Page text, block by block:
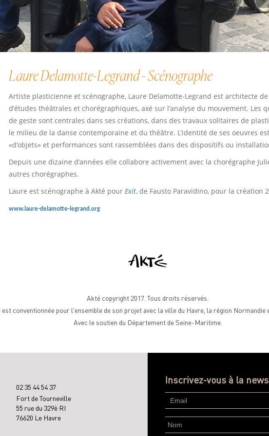
Laure Delamotte-Legrand - Scénographe
Artiste plasticienne et scénographe, Laure Delamotte-Legrand est architecte
d’études théâtrales et chorégraphiques, axé sur l’analyse du mouvement. Les
de geste sont centrales dans ses créations, dans des travaux solitaires de
le milieu de la danse contemporaine et du théâtre. L’identité de ses oeuvres
«d’objets» et performances sont rassemblées dans des dispositifs ou
Depuis une dizaine d’années elle collabore activement avec la chorégraphe
autres chorégraphes.
Laure est scénographe à Akté pour Exit, de Fausto Paravidino, pour la création
www.laure-delamotte-legrand.org
Akté copyright 2017. Tous droits réservés.
est conventionnée pour l'ensemble de son projet avec la ville du Havre, la région Normandie
Avec le soutien du Département de Seine-Maritime.
02 35 44 54 37
Fort de Tourneville
55 rue du 329è RI
76620 Le Havre
Inscrivez-vous à la